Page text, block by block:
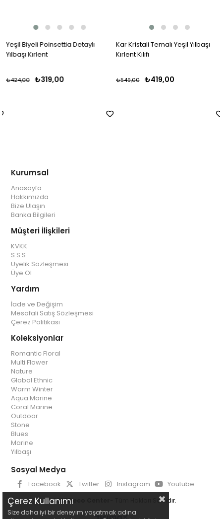
Yeşil Biyeli Poinsettia Detaylı
Yılbaşı Kırlent
₺319,00
₺424,00
Kar Kristali Temalı Yeşil Yılbaşı
Kırlent Kılıfı
₺419,00
₺549,00
Kurumsal
Anasayfa
Hakkımızda
Bize Ulaşın
Banka Bilgileri
Müşteri İlişkileri
KVKK
S.S.S
Üyelik Sözleşmesi
Üye Ol
Yardım
İade ve Değişim
Mesafali Satış Sözleşmesi
Çerez Politikası
Koleksiyonlar
Romantic Floral
Multi Flower
Nature
Global Ethnic
Warm Winter
Aqua Marine
Coral Marine
Outdoor
Stone
Blues
Marine
Yılbaşı
Sosyal Medya
Facebook Twitter Instagram Youtube
© 2025Deco Center - Tüm Hakları Saklıdır.
Çerez Kullanımı
Size daha iyi bir deneyim yaşatmak adına